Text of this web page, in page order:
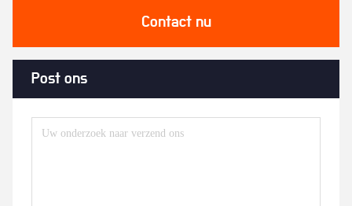
Contact nu
Post ons